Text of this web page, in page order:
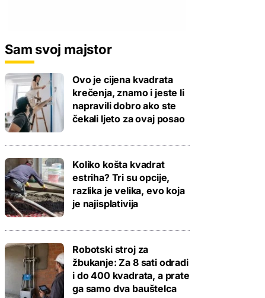
Sam svoj majstor
Ovo je cijena kvadrata
krečenja, znamo i jeste li
napravili dobro ako ste
čekali ljeto za ovaj posao
Koliko košta kvadrat
estriha? Tri su opcije,
razlika je velika, evo koja
je najisplativija
Robotski stroj za
žbukanje: Za 8 sati odradi
i do 400 kvadrata, a prate
ga samo dva bauštelca